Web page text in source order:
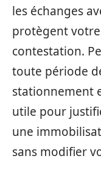
les échanges
protègent
contestation.
toute période
stationnement
utile pour
une
sans modifier